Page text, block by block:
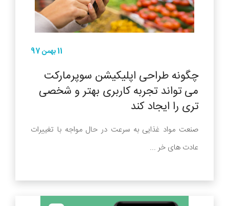
11 بهمن 97
چگونه طراحی اپلیکیشن سوپرمارکت
می تواند تجربه کاربری بهتر و شخصی
تری را ایجاد کند
صنعت مواد غذایی به سرعت در حال مواجه با تغییرات
عادت های خر ...